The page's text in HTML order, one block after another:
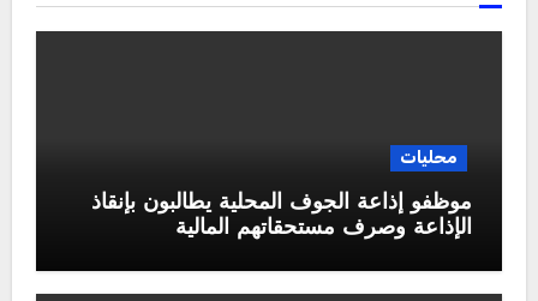
محليات
موظفو إذاعة الجوف المحلية يطالبون بإنقاذ
الإذاعة وصرف مستحقاتهم المالية